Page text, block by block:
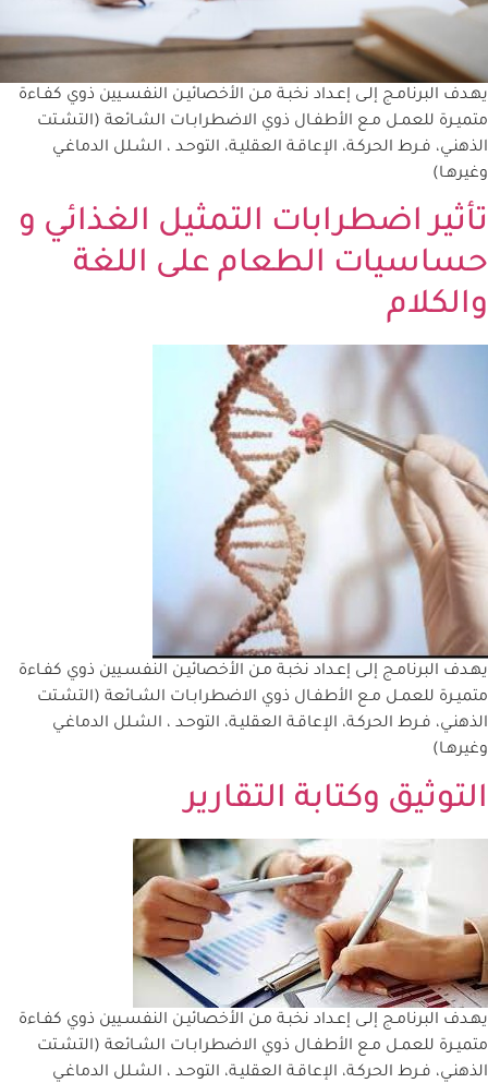
يهـدف البرنامـج إلـى إعـداد نخبـة مـن الأخصائيـن النفسـيين ذوي كفـاءة
متميـرة للعمـل مـع الأطفـال ذوي الاضطرابـات الشـائعة (التشـتت
الذهنـي، فـرط الحركـة، الإعاقـة العقليـة، التوحـد ، الشـلل الدماغـي
وغيرهـا)
تأثير اضطرابات التمثيل الغذائي و
حساسيات الطعام على اللغة
والكلام
يهـدف البرنامـج إلـى إعـداد نخبـة مـن الأخصائيـن النفسـيين ذوي كفـاءة
متميـرة للعمـل مـع الأطفـال ذوي الاضطرابـات الشـائعة (التشـتت
الذهنـي، فـرط الحركـة، الإعاقـة العقليـة، التوحـد ، الشـلل الدماغـي
وغيرهـا)
التوثيق وكتابة التقارير
يهـدف البرنامـج إلـى إعـداد نخبـة مـن الأخصائيـن النفسـيين ذوي كفـاءة
متميـرة للعمـل مـع الأطفـال ذوي الاضطرابـات الشـائعة (التشـتت
الذهنـي، فـرط الحركـة، الإعاقـة العقليـة، التوحـد ، الشـلل الدماغـي